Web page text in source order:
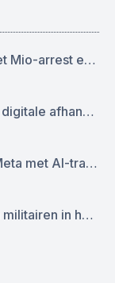
Totaalindruk verleden tijd? Het Mio-arrest en de grens tussen het modellen- en auteursrecht
Van digitale ontspanning naar digitale afhankelijkheid: functioneren sociale media als virtuele drugs?
Van post naar prompt: Trapt Meta met AI-training op de AVG?
Data op straat: de privacy van militairen in het geding